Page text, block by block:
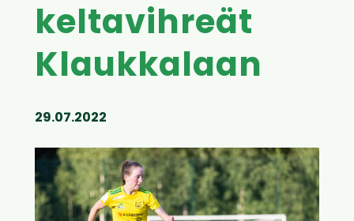
keltavihreät
Klaukkalaan
29.07.2022